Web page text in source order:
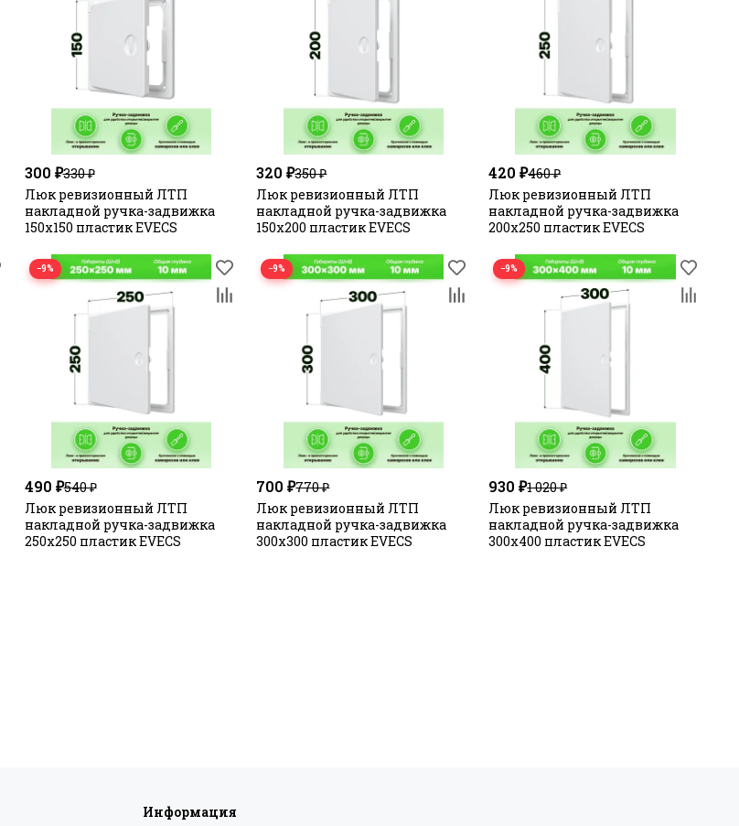
300 ₽330 ₽
Люк ревизионный ЛТП
накладной ручка-задвижка
150х150 пластик EVECS
320 ₽350 ₽
Люк ревизионный ЛТП
накладной ручка-задвижка
150х200 пластик EVECS
420 ₽460 ₽
Люк ревизионный ЛТП
накладной ручка-задвижка
200х250 пластик EVECS
−9%
490 ₽540 ₽
Люк ревизионный ЛТП
накладной ручка-задвижка
250х250 пластик EVECS
−9%
700 ₽770 ₽
Люк ревизионный ЛТП
накладной ручка-задвижка
300х300 пластик EVECS
−9%
930 ₽1 020 ₽
Люк ревизионный ЛТП
накладной ручка-задвижка
300х400 пластик EVECS
Информация